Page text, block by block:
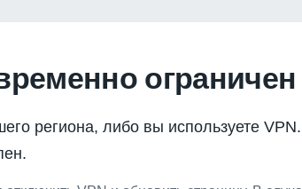
ограничен
региона, либо вы используете VPN.